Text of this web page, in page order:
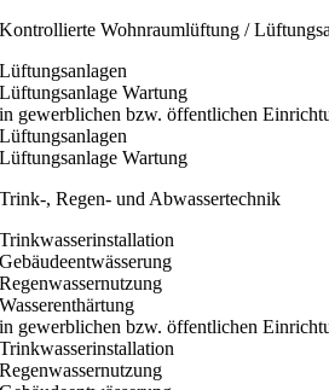
Kontrollierte Wohnraumlüftung /
Lüftungsanlagen
Lüftungsanlage Wartung
in gewerblichen bzw. öffentlichen
Lüftungsanlagen
Lüftungsanlage Wartung
Trink-, Regen- und Abwassertechnik
Trinkwasserinstallation
Gebäudeentwässerung
Regenwassernutzung
Wasserenthärtung
in gewerblichen bzw. öffentlichen
Trinkwasserinstallation
Regenwassernutzung